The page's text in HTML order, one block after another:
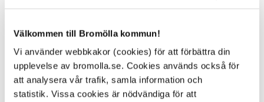
Välkommen till Bromölla kommun!
Vi använder webbkakor (cookies) för att förbättra din
upplevelse av bromolla.se. Cookies används också för
att analysera vår trafik, samla information och
statistik. Vissa cookies är nödvändiga för att
Alla platser